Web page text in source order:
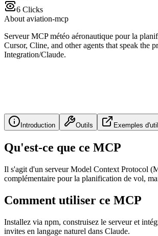
6 Clicks
About aviation-mcp
Serveur MCP météo aéronautique pour la
Cursor, Cline, and other agents that speak the
Integration/Claude.
Introduction Outils Exemples
Qu'est-ce que ce MCP
Il s'agit d'un serveur Model Context Protocol
complémentaire pour la planification de vol,
Comment utiliser ce MCP
Installez via npm, construisez le serveur et
invites en langage naturel dans Claude.